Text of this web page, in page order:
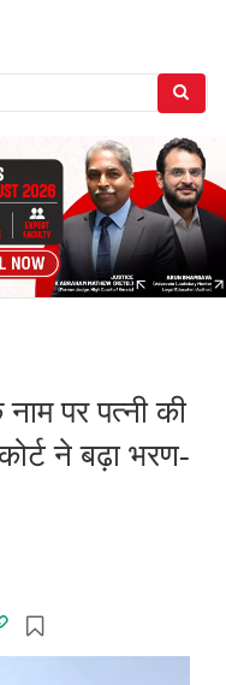
नाम पर पत्नी की
ने बढ़ा भरण-